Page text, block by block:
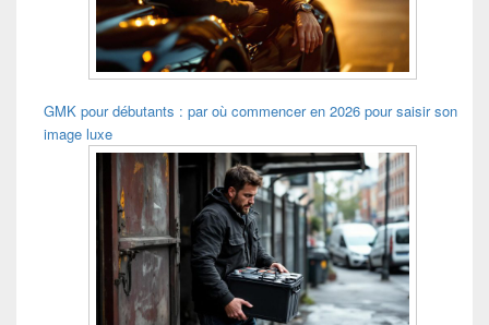
GMK pour débutants : par où commencer en 2026 pour saisir son
image luxe